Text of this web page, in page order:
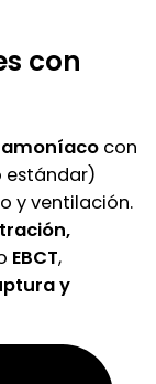
con
amoníaco con
estándar)
y ventilación.
EBCT,
y